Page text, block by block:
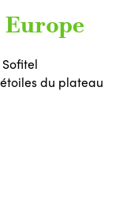
du plateau